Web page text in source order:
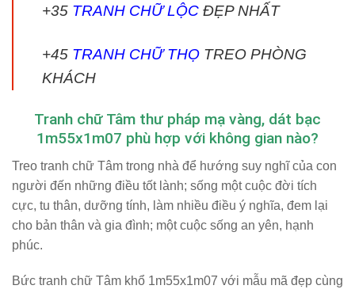
+35 TRANH CHỮ LỘC ĐẸP NHẤT
+45 TRANH CHỮ THỌ TREO PHÒNG
KHÁCH
Tranh chữ Tâm thư pháp mạ vàng, dát bạc
1m55x1m07 phù hợp với không gian nào?
Treo tranh chữ Tâm trong nhà để hướng suy nghĩ của con
người đến những điều tốt lành; sống một cuộc đời tích
cực, tu thân, dưỡng tính, làm nhiều điều ý nghĩa, đem lại
cho bản thân và gia đình; một cuộc sống an yên, hạnh
phúc.
Bức tranh chữ Tâm khổ 1m55x1m07 với mẫu mã đẹp cùng